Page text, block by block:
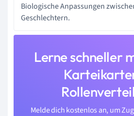
Biologische Anpassungen
Geschlechtern.
Lerne schneller
Melde dich kostenlos an, um